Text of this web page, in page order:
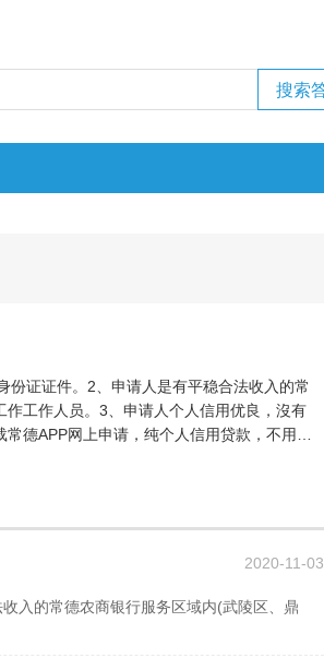
证证件。2、申请人是有平稳合法收入的常
工作人员。3、申请人个人信用优良，沒有
德APP网上申请，纯个人信用贷款，不用质
2020-11-03